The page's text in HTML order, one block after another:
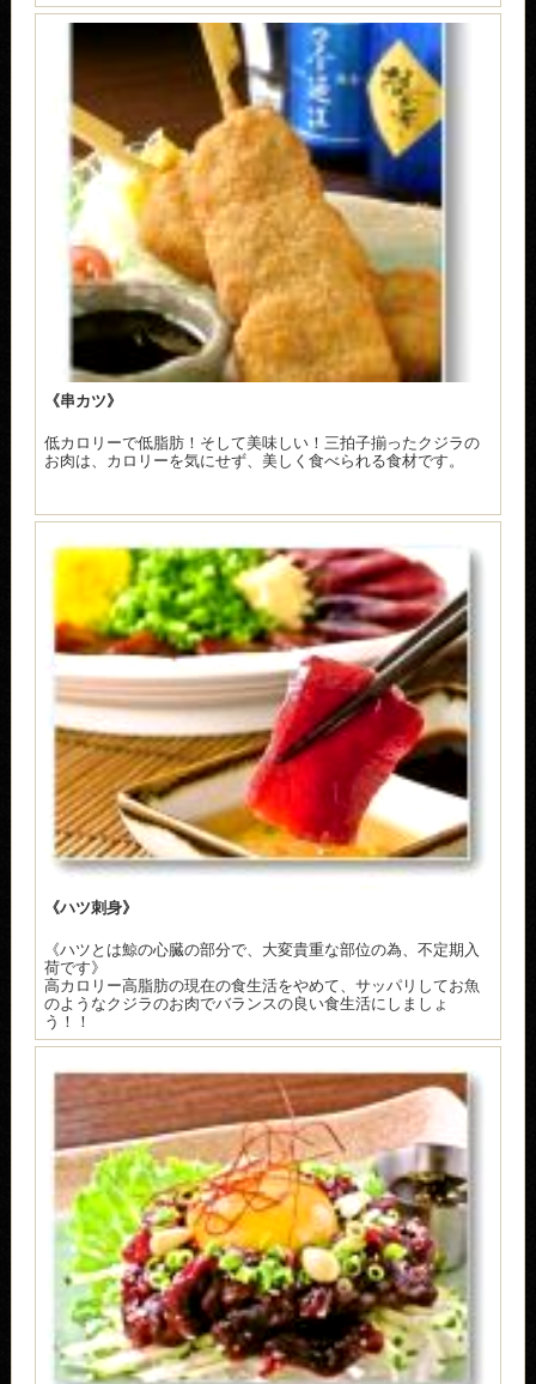
《串カツ》
低カロリーで低脂肪！そして美味しい！三拍子揃ったクジラの
お肉は、カロリーを気にせず、美しく食べられる食材です。
《ハツ刺身》
《ハツとは鯨の心臓の部分で、大変貴重な部位の為、不定期入
荷です》
高カロリー高脂肪の現在の食生活をやめて、サッパリしてお魚
のようなクジラのお肉でバランスの良い食生活にしましょ
う！！